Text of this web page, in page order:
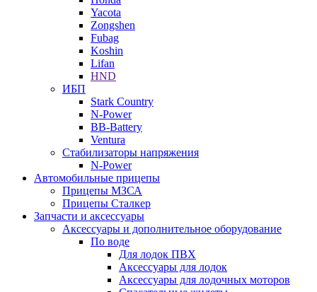
Yacota
Zongshen
Fubag
Koshin
Lifan
HND
ИБП
Stark Country
N-Power
BB-Battery
Ventura
Стабилизаторы напряжения
N-Power
Автомобильные прицепы
Прицепы МЗСА
Прицепы Сталкер
Запчасти и аксессуары
Аксессуары и дополнительное оборудование
По воде
Для лодок ПВХ
Аксессуары для лодок
Аксессуары для лодочных моторов